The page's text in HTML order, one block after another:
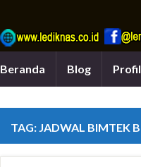
Beranda Blog Profil
TAG: JADWAL BIMTEK